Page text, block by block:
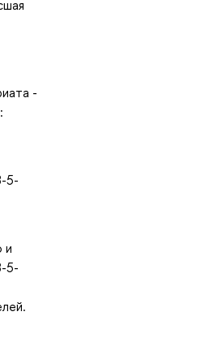
-
5-
и
5-